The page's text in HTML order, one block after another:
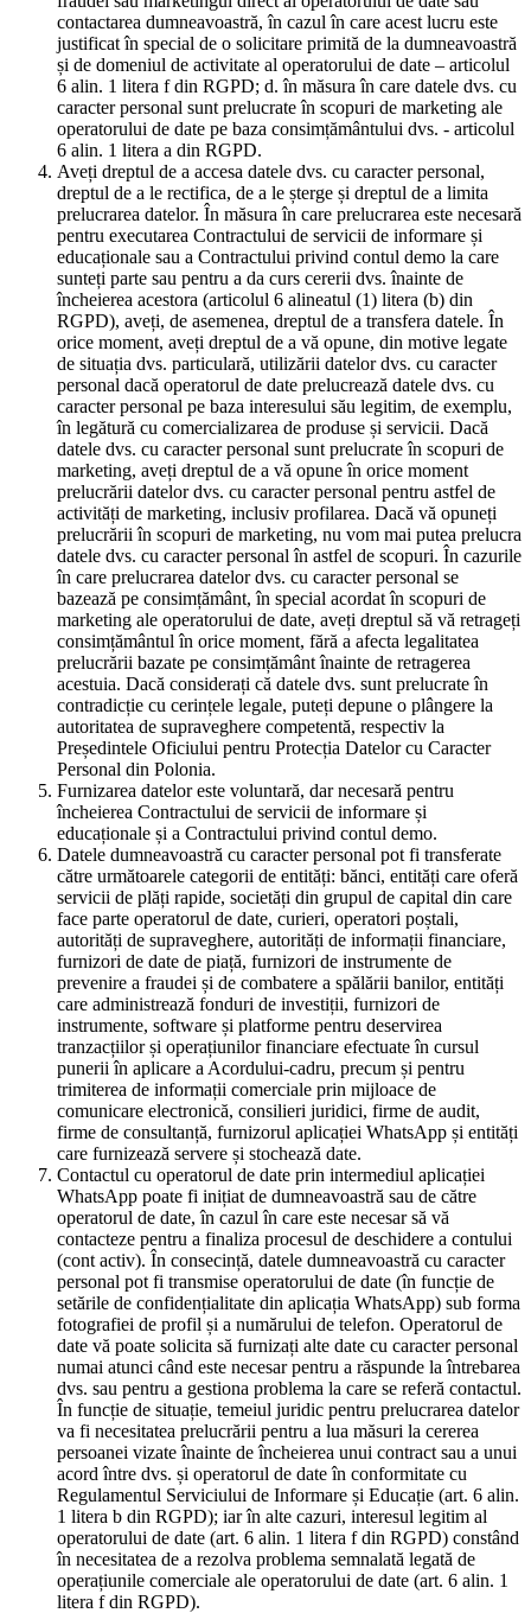
contactarea dumneavoastră, în cazul în care acest lucru este
justificat în special de o solicitare primită de la dumneavoastră
și de domeniul de activitate al operatorului de date – articolul
6 alin. 1 litera f din RGPD; d. în măsura în care datele dvs. cu
caracter personal sunt prelucrate în scopuri de marketing ale
operatorului de date pe baza consimțământului dvs. - articolul
6 alin. 1 litera a din RGPD.
Aveți dreptul de a accesa datele dvs. cu caracter personal,
dreptul de a le rectifica, de a le șterge și dreptul de a limita
prelucrarea datelor. În măsura în care prelucrarea este necesară
pentru executarea Contractului de servicii de informare și
educaționale sau a Contractului privind contul demo la care
sunteți parte sau pentru a da curs cererii dvs. înainte de
încheierea acestora (articolul 6 alineatul (1) litera (b) din
RGPD), aveți, de asemenea, dreptul de a transfera datele. În
orice moment, aveți dreptul de a vă opune, din motive legate
de situația dvs. particulară, utilizării datelor dvs. cu caracter
personal dacă operatorul de date prelucrează datele dvs. cu
caracter personal pe baza interesului său legitim, de exemplu,
în legătură cu comercializarea de produse și servicii. Dacă
datele dvs. cu caracter personal sunt prelucrate în scopuri de
marketing, aveți dreptul de a vă opune în orice moment
prelucrării datelor dvs. cu caracter personal pentru astfel de
activități de marketing, inclusiv profilarea. Dacă vă opuneți
prelucrării în scopuri de marketing, nu vom mai putea prelucra
datele dvs. cu caracter personal în astfel de scopuri. În cazurile
în care prelucrarea datelor dvs. cu caracter personal se
bazează pe consimțământ, în special acordat în scopuri de
marketing ale operatorului de date, aveți dreptul să vă retrageți
consimțământul în orice moment, fără a afecta legalitatea
prelucrării bazate pe consimțământ înainte de retragerea
acestuia. Dacă considerați că datele dvs. sunt prelucrate în
contradicție cu cerințele legale, puteți depune o plângere la
autoritatea de supraveghere competentă, respectiv la
Președintele Oficiului pentru Protecția Datelor cu Caracter
Personal din Polonia.
Furnizarea datelor este voluntară, dar necesară pentru
încheierea Contractului de servicii de informare și
educaționale și a Contractului privind contul demo.
Datele dumneavoastră cu caracter personal pot fi transferate
către următoarele categorii de entități: bănci, entități care oferă
servicii de plăți rapide, societăți din grupul de capital din care
face parte operatorul de date, curieri, operatori poștali,
autorități de supraveghere, autorități de informații financiare,
furnizori de date de piață, furnizori de instrumente de
prevenire a fraudei și de combatere a spălării banilor, entități
care administrează fonduri de investiții, furnizori de
instrumente, software și platforme pentru deservirea
tranzacțiilor și operațiunilor financiare efectuate în cursul
punerii în aplicare a Acordului-cadru, precum și pentru
trimiterea de informații comerciale prin mijloace de
comunicare electronică, consilieri juridici, firme de audit,
firme de consultanță, furnizorul aplicației WhatsApp și entități
care furnizează servere și stochează date.
Contactul cu operatorul de date prin intermediul aplicației
WhatsApp poate fi inițiat de dumneavoastră sau de către
operatorul de date, în cazul în care este necesar să vă
contacteze pentru a finaliza procesul de deschidere a contului
(cont activ). În consecință, datele dumneavoastră cu caracter
personal pot fi transmise operatorului de date (în funcție de
setările de confidențialitate din aplicația WhatsApp) sub forma
fotografiei de profil și a numărului de telefon. Operatorul de
date vă poate solicita să furnizați alte date cu caracter personal
numai atunci când este necesar pentru a răspunde la întrebarea
dvs. sau pentru a gestiona problema la care se referă contactul.
În funcție de situație, temeiul juridic pentru prelucrarea datelor
va fi necesitatea prelucrării pentru a lua măsuri la cererea
persoanei vizate înainte de încheierea unui contract sau a unui
acord între dvs. și operatorul de date în conformitate cu
Regulamentul Serviciului de Informare și Educație (art. 6 alin.
1 litera b din RGPD); iar în alte cazuri, interesul legitim al
operatorului de date (art. 6 alin. 1 litera f din RGPD) constând
în necesitatea de a rezolva problema semnalată legată de
operațiunile comerciale ale operatorului de date (art. 6 alin. 1
litera f din RGPD).